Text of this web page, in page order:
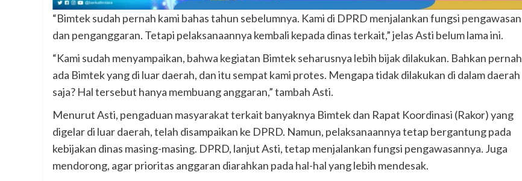
“Bimtek sudah pernah kami bahas tahun sebelumnya. Kami di DPRD menjalankan fungsi pengawasan
dan penganggaran. Tetapi pelaksanaannya kembali kepada dinas terkait,” jelas Asti belum lama ini.
“Kami sudah menyampaikan, bahwa kegiatan Bimtek seharusnya lebih bijak dilakukan. Bahkan pernah
ada Bimtek yang di luar daerah, dan itu sempat kami protes. Mengapa tidak dilakukan di dalam daerah
saja? Hal tersebut hanya membuang anggaran,” tambah Asti.
Menurut Asti, pengaduan masyarakat terkait banyaknya Bimtek dan Rapat Koordinasi (Rakor) yang
digelar di luar daerah, telah disampaikan ke DPRD. Namun, pelaksanaannya tetap bergantung pada
kebijakan dinas masing-masing. DPRD, lanjut Asti, tetap menjalankan fungsi pengawasannya. Juga
mendorong, agar prioritas anggaran diarahkan pada hal-hal yang lebih mendesak.